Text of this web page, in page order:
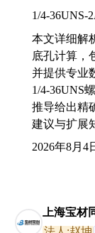
1/4-36UNS-
本文详细解
底孔计算，
并提供专业
1/4-36UNS
推导给出精
建议与扩展
2026年8月4
上海宝材